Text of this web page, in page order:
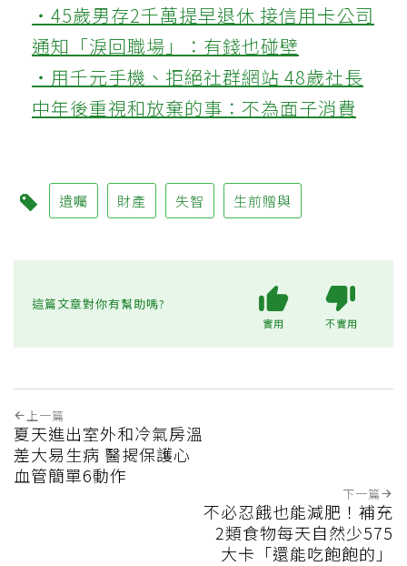
‧45歲男存2千萬提早退休 接信用卡公司
通知「淚回職場」：有錢也碰壁
‧用千元手機、拒絕社群網站 48歲社長
中年後重視和放棄的事：不為面子消費
遺囑 財產 失智 生前贈與
這篇文章對你有幫助嗎?
實用 不實用
上一篇
夏天進出室外和冷氣房溫
差大易生病 醫揭保護心
血管簡單6動作
下一篇
不必忍餓也能減肥！補充
2類食物每天自然少575
大卡「還能吃飽飽的」